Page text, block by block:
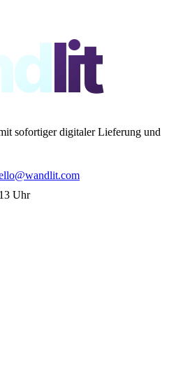
lit
sofortiger digitaler Lieferung und
Uhr